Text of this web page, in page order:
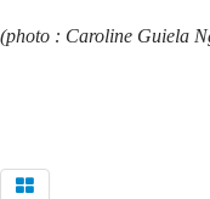
(photo : Caroline Guiela